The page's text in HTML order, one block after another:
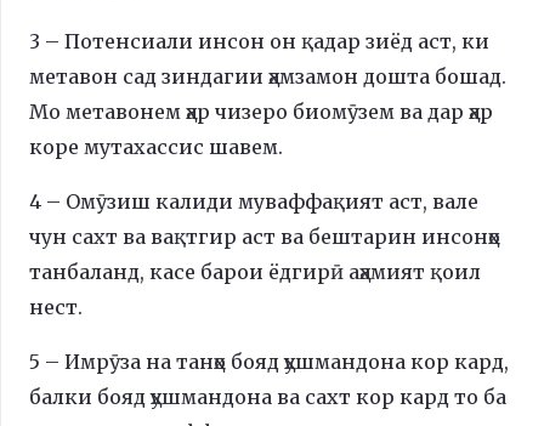
3 – Потенсиали инсон он қадар зиёд аст, ки
метавон сад зиндагии ҳамзамон дошта бошад.
Мо метавонем ҳар чизеро биомӯзем ва дар ҳар
коре мутахассис шавем.
4 – Омӯзиш калиди муваффақият аст, вале
чун сахт ва вақтгир аст ва бештарин инсонҳо
танбаланд, касе барои ёдгирӣ аҳамият қоил
нест.
5 – Имрӯза на танҳо бояд ҳушмандона кор кард,
балки бояд ҳушмандона ва сахт кор кард то ба